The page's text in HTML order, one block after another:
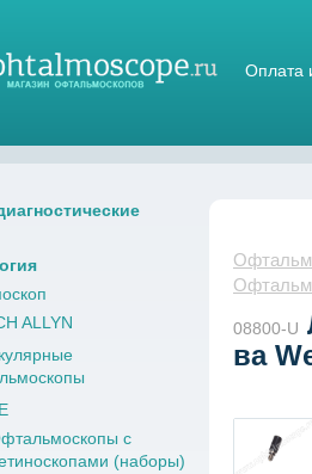
Оплата
ALLYN
с
(наборы)
08800-U
ва